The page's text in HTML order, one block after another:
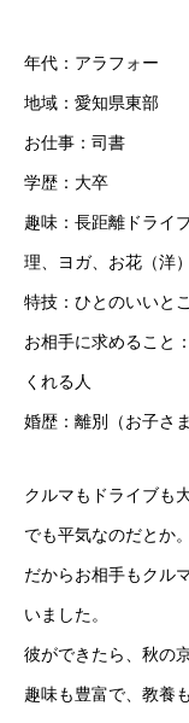
年代：アラフォー
地域：愛知県東部
お仕事：司書
学歴：大卒
趣味：長距離ドライ
理、ヨガ、お花（洋）
特技：ひとのいいと
お相手に求めること
くれる人
婚歴：離別（お子さ
クルマもドライブも
でも平気なのだとか。
だからお相手もクル
いました。
彼ができたら、秋の
趣味も豊富で、教養